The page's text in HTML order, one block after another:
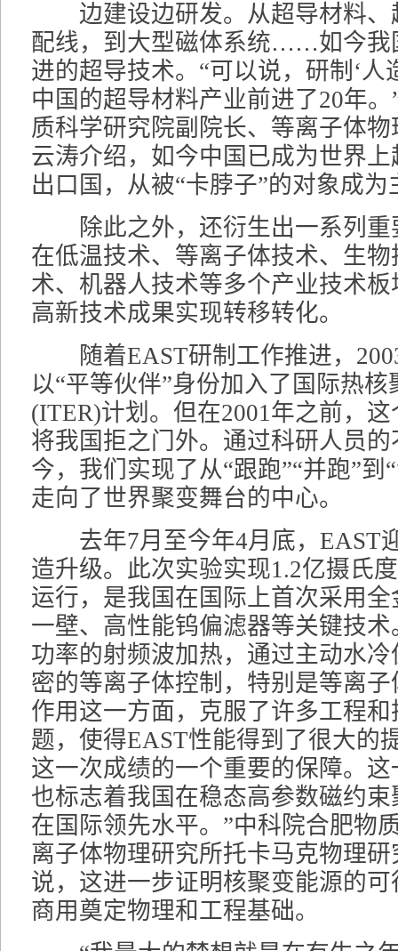
边建设边研发。从超导材料、
配线，到大型磁体系统……如今我
进的超导技术。“可以说，研制‘人
中国的超导材料产业前进了20年
质科学研究院副院长、等离子体
云涛介绍，如今中国已成为世界
出口国，从被“卡脖子”的对象成为
除此之外，还衍生出一系列重
在低温技术、等离子体技术、生
术、机器人技术等多个产业技术
高新技术成果实现转移转化。
随着EAST研制工作推进，
以“平等伙伴”身份加入了国际热核
(ITER)计划。但在2001年之前，这
将我国拒之门外。通过科研人员
今，我们实现了从“跟跑”“并跑”到
走向了世界聚变舞台的中心。
去年7月至今年4月底，EAST
造升级。此次实验实现1.2亿摄氏
运行，是我国在国际上首次采用
一壁、高性能钨偏滤器等关键技术
功率的射频波加热，通过主动水
密的等离子体控制，特别是等离
作用这一方面，克服了许多工程
题，使得EAST性能得到了很大的
这一次成绩的一个重要的保障。
也标志着我国在稳态高参数磁约
在国际领先水平。”中科院合肥物
离子体物理研究所托卡马克物理
说，这进一步证明核聚变能源的
商用奠定物理和工程基础。